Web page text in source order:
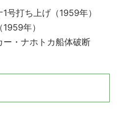
号打ち上げ（1959年）
年）
ー・ナホトカ船体破断